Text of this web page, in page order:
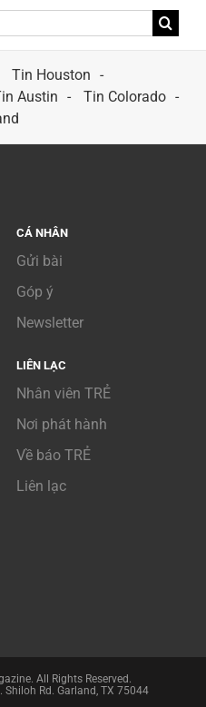
Tin Houston
Austin
Tin Colorado
CÁ NHÂN
Gửi bài
Góp ý
Newsletter
LIÊN LẠC
Nhân viên TRẺ
Nơi phát hành
Về báo TRẺ
Liên lạc
All Rights Reserved.
Rd. Garland, TX 75044